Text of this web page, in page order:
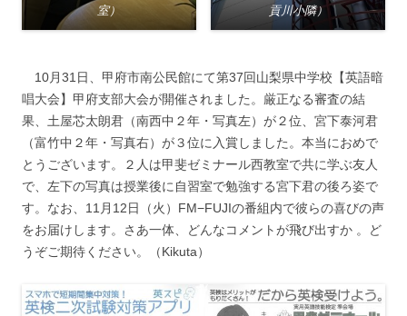
室）
貢川小隣）
10月31日、甲府市南公民館にて第37回山梨県中学校【英語暗
唱大会】甲府支部大会が開催されました。厳正なる審査の結
果、土屋芯太朗君（南西中２年・写真左）が２位、宮下泰河君
（富竹中２年・写真右）が３位に入賞しました。本当におめで
とうございます。２人は甲斐ゼミナール西教室で共に学ぶ友人
で、左下の写真は授業後に自習室で勉強する宮下君の後ろ姿で
す。なお、11月12日（火）FM−FUJIの番組内で彼らの喜びの声
をお届けします。さあ一体、どんなコメントが飛び出すか 。ど
うぞご期待ください。（Kikuta）